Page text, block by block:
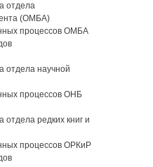
отдела
(ОМБА)
процессов ОМБА
отдела научной
процессов ОНБ
отдела редких книг и
процессов ОРКиР